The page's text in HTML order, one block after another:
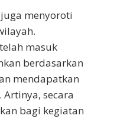
menyoroti
masuk
berdasarkan
mendapatkan
secara
bagi kegiatan